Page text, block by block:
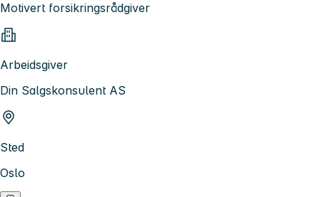
Motivert forsikringsrådgiver
Arbeidsgiver
Din Salgskonsulent AS
Sted
Oslo